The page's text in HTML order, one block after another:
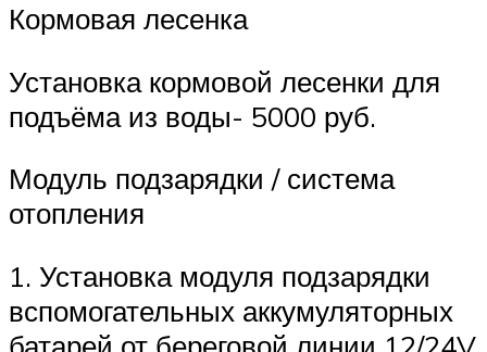
Кормовая лесенка
Установка кормовой лесенки для
подъёма из воды- 5000 руб.
Модуль подзарядки / система
отопления
1. Установка модуля подзарядки
вспомогательных аккумуляторных